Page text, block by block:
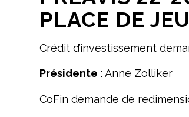
PLACE DE
Crédit d’investissement
Présidente : Anne Zolliker
CoFin demande de